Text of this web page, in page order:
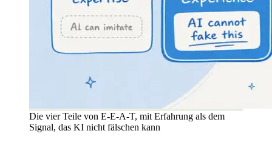
Die vier Teile von E-E-A-T, mit Erfahrung als dem
Signal, das KI nicht fälschen kann